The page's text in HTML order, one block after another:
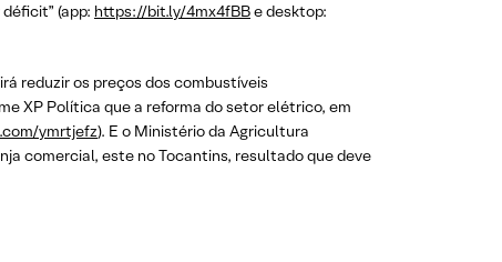
(app: https://bit.ly/4mx4fBBe desktop:
reduzir os preços dos combustíveis
XP Política que a reforma do setor elétrico, em
ymrtjefz). E o Ministério da Agricultura
comercial, este no Tocantins, resultado que deve